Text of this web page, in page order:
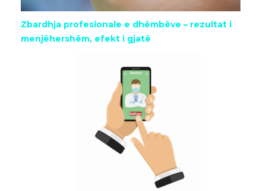
Zbardhja profesionale e dhëmbëve – rezultat i
menjëhershëm, efekt i gjatë